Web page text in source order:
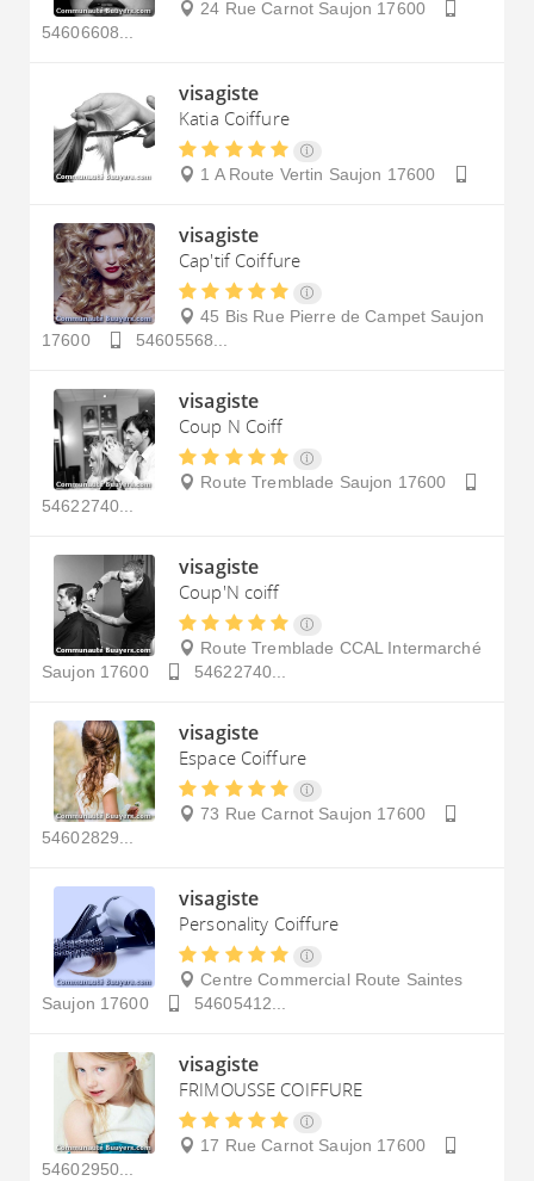
24 Rue Carnot Saujon 17600
54606608...
visagiste
Katia Coiffure
1 A Route Vertin Saujon 17600
visagiste
Cap'tif Coiffure
45 Bis Rue Pierre de Campet Saujon
17600
54605568...
visagiste
Coup N Coiff
Route Tremblade Saujon 17600
54622740...
visagiste
Coup'N coiff
Route Tremblade CCAL Intermarché
Saujon 17600 54622740...
visagiste
Espace Coiffure
73 Rue Carnot Saujon 17600
54602829...
visagiste
Personality Coiffure
Centre Commercial Route Saintes
Saujon 17600 54605412...
visagiste
FRIMOUSSE COIFFURE
17 Rue Carnot Saujon 17600
54602950...